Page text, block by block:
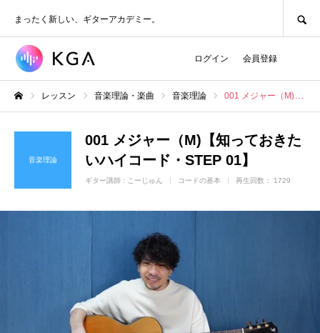
まったく新しい、ギターアカデミー。
ログイン 会員登録
レッスン 音楽理論・楽曲 音楽理論 001 メジャー（M)【知っておきたいハイコード・STEP 01】
音楽理論
001 メジャー（M)【知っておきた
いハイコード・STEP 01】
ギター講師 : こーじゅん コードの基本 再生回数： 1729